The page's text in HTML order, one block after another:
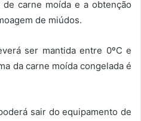
carne moída e a obtenção
de miúdos.
ser mantida entre 0ºC e
da carne moída congelada é
sair do equipamento de